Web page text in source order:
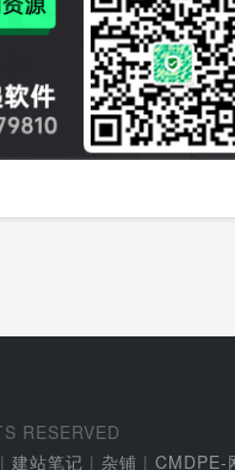
RESERVED
| 建站笔记 | 杂铺 | CMDPE-